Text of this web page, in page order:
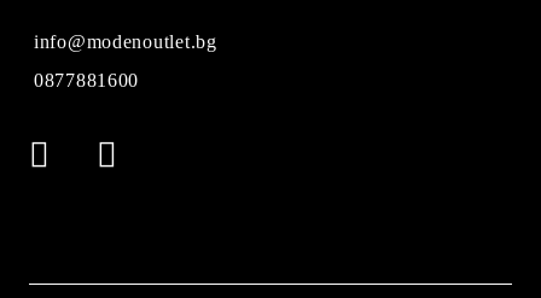
info@modenoutlet.bg
0877881600